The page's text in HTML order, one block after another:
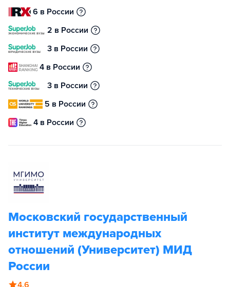
6 в России
2 в России
3 в России
4 в России
3 в России
5 в России
4 в России
Московский государственный
институт международных
отношений (Университет) МИД
России
4.6